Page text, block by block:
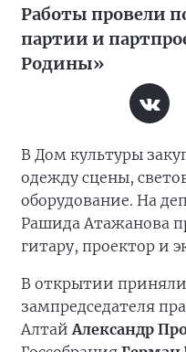
Работы провели
партии и
Родины»
В Дом культуры
одежду сцены,
оборудование. На
Рашида Атажанова
гитару, проектор и
В открытии приняли
зампредседателя
АлтайАлександр